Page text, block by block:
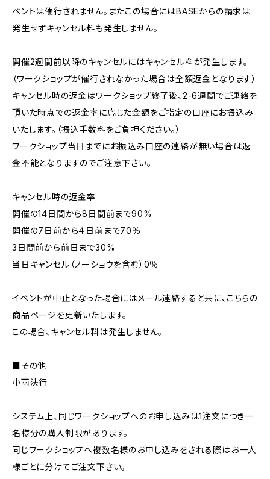
ベントは催行されません。またこの場合にはBASEからの請求は
発生せずキャンセル料も発生しません。
開催2週間前以降のキャンセルにはキャンセル料が発生します。
（ワークショップが催行されなかった場合は全額返金となります）
キャンセル時の返金はワークショップ終了後、2-6週間でご連絡を
頂いた時点での返金率に応じた金額をご指定の口座にお振込み
いたします。（振込手数料をご負担ください。）
ワークショップ当日までにお振込み口座の連絡が無い場合は返
金不能となりますのでご注意下さい。
キャンセル時の返金率
開催の14日間から8日間前まで90%
開催の7日前から４日前まで70％
3日間前から前日まで30%
当日キャンセル（ノーショウを含む）0％
イベントが中止となった場合にはメール連絡すると共に、こちらの
商品ページを更新いたします。
この場合、キャンセル料は発生しません。
■その他
小雨決行
システム上、同じワークショップへのお申し込みは1注文につき一
名様分の購入制限があります。
同じワークショップへ複数名様のお申し込みをされる際はお一人
様ごとに分けてご注文下さい。